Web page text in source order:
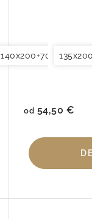
200x220cm
od 54,50 €